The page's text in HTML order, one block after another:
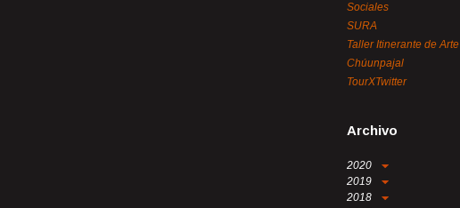
Sociales
SURA
Taller Itinerante de Arte
Chúunpajal
TourXTwitter
Archivo
2020
2019
2018